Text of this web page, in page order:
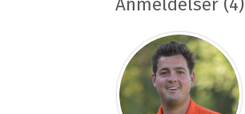
Anmeldelser (4)